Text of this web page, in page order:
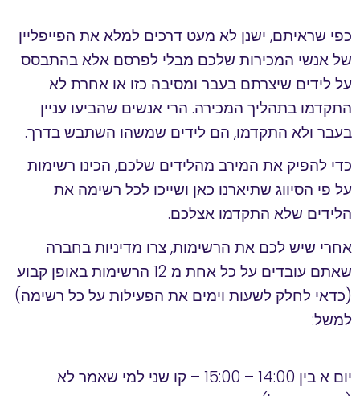
כפי שראיתם, ישנן לא מעט דרכים למלא את הפייפליין
של אנשי המכירות שלכם מבלי לפרסם אלא בהתבסס
על לידים שיצרתם בעבר ומסיבה כזו או אחרת לא
התקדמו בתהליך המכירה. הרי אנשים שהביעו עניין
בעבר ולא התקדמו, הם לידים שמשהו השתבש בדרך.
כדי להפיק את המירב מהלידים שלכם, הכינו רשימות
על פי הסיווג שתיארנו כאן ושייכו לכל רשימה את
הלידים שלא התקדמו אצלכם.
אחרי שיש לכם את הרשימות, צרו מדיניות בחברה
שאתם עובדים על כל אחת מ 12 הרשימות באופן קבוע
(כדאי לחלק לשעות וימים את הפעילות על כל רשימה)
למשל:
יום א בין 14:00 – 15:00 – קו שני למי שאמר לא